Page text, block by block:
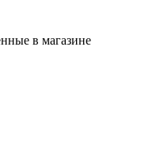
в магазине